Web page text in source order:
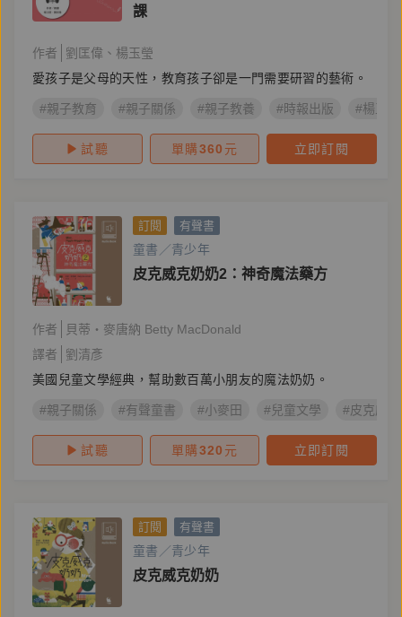
課
作者 劉匡偉
楊玉瑩
愛孩子是父母的天性，教育孩子卻是一門需要研習的藝術。
#親子教育 #親子關係 #親子教養 #時報出版 #楊玉瑩
試聽 單購360 元 立即訂閱
訂閱 有聲書
童書／青少年
皮克威克奶奶2：神奇魔法藥方
作者
貝蒂‧麥唐納 Betty MacDonald
譯者
劉清彥
美國兒童文學經典，幫助數百萬小朋友的魔法奶奶。
#親子關係 #有聲童書 #小麥田 #兒童文學 #皮克威
試聽 單購320 元 立即訂閱
訂閱 有聲書
童書／青少年
皮克威克奶奶